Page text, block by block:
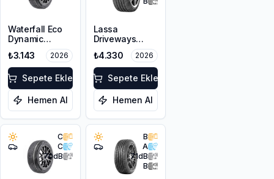
Waterfall Eco
Dynamic
205/45R17 88W
XL
₺3.143 2026
Sepete Ekle
Hemen Al
Lassa
Driveways
225/45R17 94Y
XL
₺4.330 2026
Sepete Ekle
Hemen Al
C
C
70dB
B
A
71dB
B